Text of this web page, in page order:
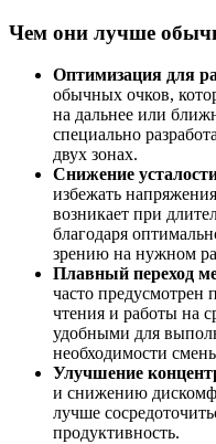
Чем они лучше
Оптимизация для
обычных очков,
на дальнее или
специально
двух зонах.
Снижение
избежать
возникает при
благодаря
зрению на нужном
Плавный переход
часто предусмотрен
чтения и работы на
удобными для
необходимости
Улучшение
и снижению
лучше
продуктивность.